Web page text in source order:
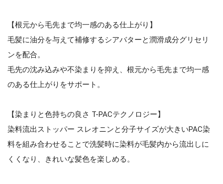
【根元から毛先まで均一感のある仕上がり】
毛髪に油分を与えて補修するシアバターと潤滑成分グリセリ
ンを配合。
毛先の沈み込みや不染まりを抑え、根元から毛先まで均一感
のある仕上がりをサポート。
【染まりと色持ちの良さ T-PACテクノロジー】
染料流出ストッパー スレオニンと分子サイズが大きいPAC染
料を組み合わせることで洗髪時に染料が毛髪内から流出しに
くくなり、きれいな髪色を楽しめる。